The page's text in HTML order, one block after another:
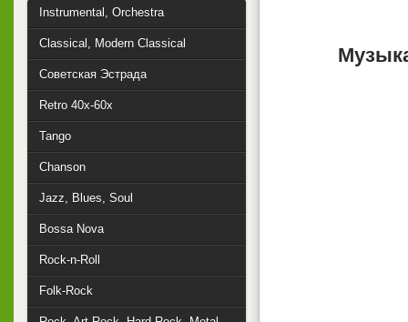
Instrumental, Orchestra
Classical, Modern Classical
Советская Эстрада
Retro 40x-60x
Tango
Chanson
Jazz, Blues, Soul
Bossa Nova
Rock-n-Roll
Folk-Rock